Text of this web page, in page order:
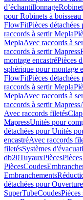
d’échantillonnage
pour Robinets à boisseau
FlowFitPièces
raccords à sertir Mepla
MeplaAvec raccords à
raccords à sertir Mapress
montage encastréPièces
sphérique pour montage
FlowFitPièces
raccords à sertir Mepla
MeplaAvec raccords à
raccords à sertir Mapress
Avec raccords filetés
MapressUnités pour
détachées pour Unités
encastréAvec raccords
filetésSystèmes
db20TuyauxPièces
PiècesCoudes
Embranchements
détachées pour
SuperTubeCoudesPièces